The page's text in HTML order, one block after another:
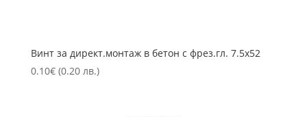
Винт за директ.монтаж в бетон с фрез.гл. 7.5х52
0.10€ (0.20 лв.)